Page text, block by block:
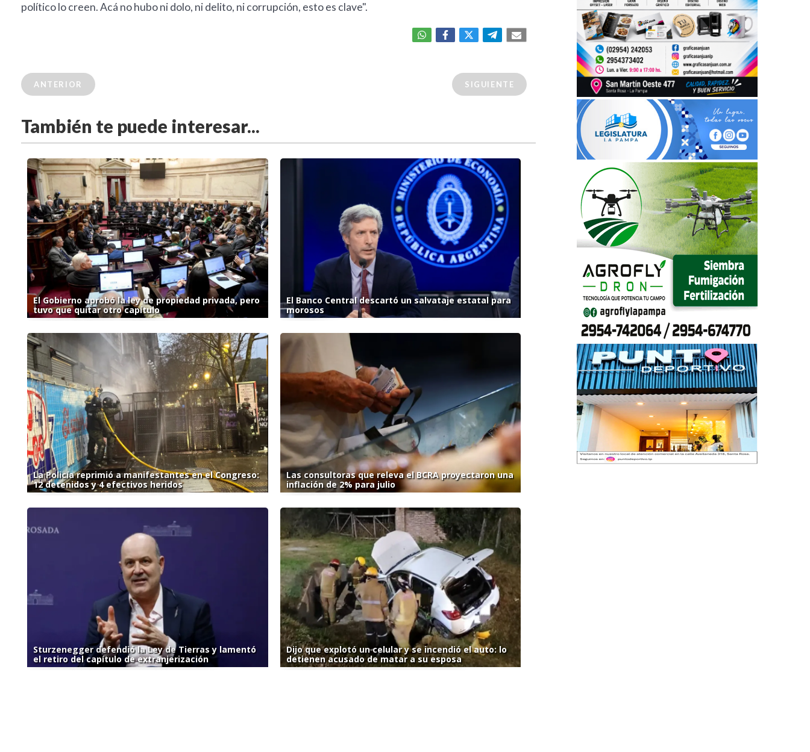
político lo creen. Acá no hubo ni dolo, ni delito, ni corrupción, esto es clave".
ANTERIOR SIGUIENTE
También te puede interesar...
El Gobierno aprobó la ley de propiedad privada, pero
tuvo que quitar otro capítulo
El Banco Central descartó un salvataje estatal para
morosos
La Policía reprimió a manifestantes en el Congreso:
12 detenidos y 4 efectivos heridos
Las consultoras que releva el BCRA proyectaron una
inflación de 2% para julio
Sturzenegger defendió la Ley de Tierras y lamentó
el retiro del capítulo de extranjerización
Dijo que explotó un celular y se incendió el auto: lo
detienen acusado de matar a su esposa